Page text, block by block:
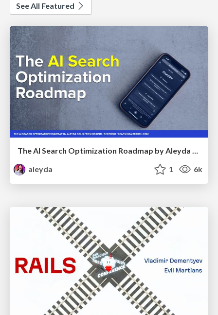
See All Featured
The AI Search Optimization Roadmap by Aleyda Solis
aleyda
1 6k